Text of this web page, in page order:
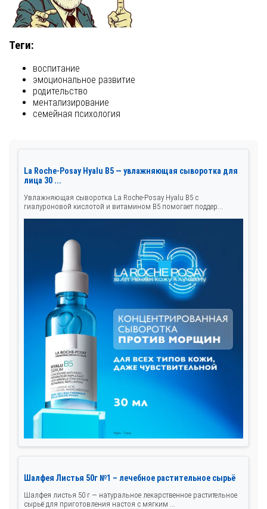
Теги:
воспитание
эмоциональное развитие
родительство
ментализирование
семейная психология
La Roche-Posay Hyalu B5 — увлажняющая сыворотка для
лица 30 ...
Увлажняющая сыворотка La Roche-Posay Hyalu B5 с
гиалуроновой кислотой и витамином B5 помогает поддер...
Шалфея Листья 50г №1 – лечебное растительное сырьё
Шалфея листья 50 г — натуральное лекарственное растительное
сырьё для приготовления настоя с мягким ...